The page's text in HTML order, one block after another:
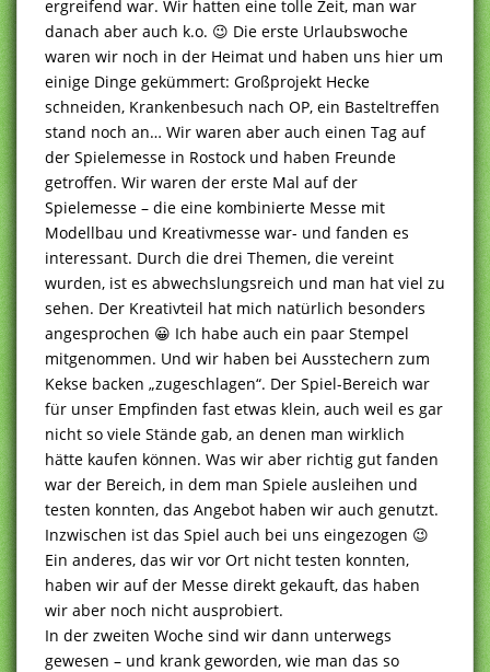
ergreifend war. Wir hatten eine tolle Zeit, man war
danach aber auch k.o. 😉 Die erste Urlaubswoche
waren wir noch in der Heimat und haben uns hier um
einige Dinge gekümmert: Großprojekt Hecke
schneiden, Krankenbesuch nach OP, ein Basteltreffen
stand noch an… Wir waren aber auch einen Tag auf
der Spielemesse in Rostock und haben Freunde
getroffen. Wir waren der erste Mal auf der
Spielemesse – die eine kombinierte Messe mit
Modellbau und Kreativmesse war- und fanden es
interessant. Durch die drei Themen, die vereint
wurden, ist es abwechslungsreich und man hat viel zu
sehen. Der Kreativteil hat mich natürlich besonders
angesprochen 😀 Ich habe auch ein paar Stempel
mitgenommen. Und wir haben bei Ausstechern zum
Kekse backen „zugeschlagen“. Der Spiel-Bereich war
für unser Empfinden fast etwas klein, auch weil es gar
nicht so viele Stände gab, an denen man wirklich
hätte kaufen können. Was wir aber richtig gut fanden
war der Bereich, in dem man Spiele ausleihen und
testen konnten, das Angebot haben wir auch genutzt.
Inzwischen ist das Spiel auch bei uns eingezogen 😉
Ein anderes, das wir vor Ort nicht testen konnten,
haben wir auf der Messe direkt gekauft, das haben
wir aber noch nicht ausprobiert.
In der zweiten Woche sind wir dann unterwegs
gewesen – und krank geworden, wie man das so